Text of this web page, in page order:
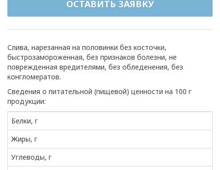
ОСТАВИТЬ ЗАЯВКУ
Слива, нарезанная на половинки без косточки,
быстрозамороженная, без признаков болезни, не
поврежденная вредителями, без обледенения, без
конгломератов.
Сведения о питательной (пищевой) ценности на 100 г
продукции:
Белки, г
Жиры, г
Углеводы, г